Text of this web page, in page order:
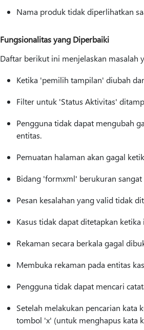
Nama produk tidak diperlihatkan
Fungsionalitas yang Diperbaiki
Daftar berikut ini menjelaskan masalah
Ketika 'pemilih tampilan' diubah
Filter untuk 'Status Aktivitas'
Pengguna tidak dapat mengubah
entitas.
Pemuatan halaman akan gagal
Bidang 'formxml' berukuran
Pesan kesalahan yang valid tidak
Kasus tidak dapat ditetapkan
Rekaman secara berkala gagal
Membuka rekaman pada entitas
Pengguna tidak dapat mencari
Setelah melakukan pencarian kata
tombol 'x' (untuk menghapus kata